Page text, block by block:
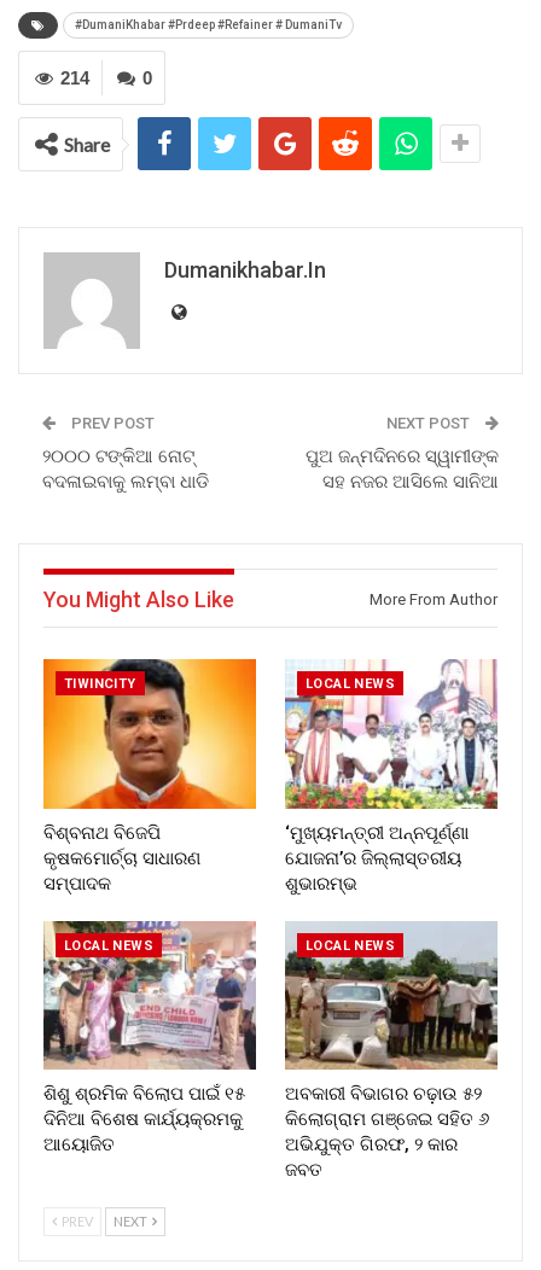
#DumaniKhabar #Prdeep #Refainer # DumaniTv
0
214
Share
Dumanikhabar.in
PREV POST
୨୦୦୦ ଟଙ୍କିଆ ନୋଟ୍
ବଦଳାଇବାକୁ ଲମ୍ବା ଧାଡି
NEXT POST
ପୁଅ ଜନ୍ମଦିନରେ ସ୍ୱାମୀଙ୍କ
ସହ ନଜର ଆସିଲେ ସାନିଆ
You Might Also Like More From Author
TIWINCITY
ବିଶ୍ବନାଥ ବିଜେପି
କୃଷକମୋର୍ଚ୍ଚା ସାଧାରଣ
ସମ୍ପାଦକ
LOCAL NEWS
‘ମୁଖ୍ୟମନ୍ତ୍ରୀ ଅନ୍ନପୂର୍ଣ୍ଣା
ଯୋଜନା’ର ଜିଲ୍ଲାସ୍ତରୀୟ
ଶୁଭାରମ୍ଭ
LOCAL NEWS
ଶିଶୁ ଶ୍ରମିକ ବିଲୋପ ପାଇଁ ୧୫
ଦିନିଆ ବିଶେଷ କାର୍ଯ୍ୟକ୍ରମକୁ
ଆୟୋଜିତ
LOCAL NEWS
ଅବକାରୀ ବିଭାଗର ଚଢ଼ାଉ ୫୨
କିଲୋଗ୍ରାମ ଗଞ୍ଜେଇ ସହିତ ୬
ଅଭିଯୁକ୍ତ ଗିରଫ, ୨ କାର
ଜବତ
PREV NEXT